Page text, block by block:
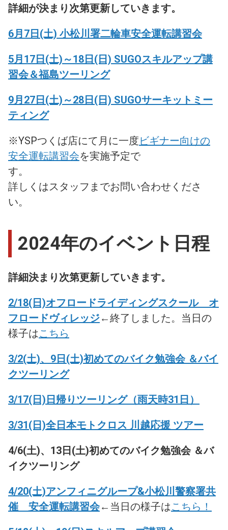
詳細が決まり次第更新していきます。
6月7日(土) 小松川署二輪車安全運転講習会
5月17日(土)～18日(日) SUGOスキルアップ講
習会＆福島ツーリング
9月27日(土)～28日(日) SUGOサーキットミー
ティング
※YSPつくば店にて月に一度ビギナー向けの
安全運転講習会を実施予定で
す
詳しくはスタッフまでお問い合わせくださ
い。
2024年のイベント日程
詳細決まり次第更新していきます。
2/18(日)オフロードライディングスクール オ
フロードヴィレッジ←終了しました。当日の
様子はこちら
3/2(土)、9日(土)初めてのバイク勉強会 ＆バイ
クツーリング
3/17(日)日帰りツーリング（雨天時31日）
3/31(日)全日本モトクロス 川越応援 ツアー
4/6(土)、13日(土)初めてのバイク勉強会 ＆バ
イクツーリング
4/20(土)アンフィニグループ&小松川警察署共
催 安全運転講習会←当日の様子はこちら！